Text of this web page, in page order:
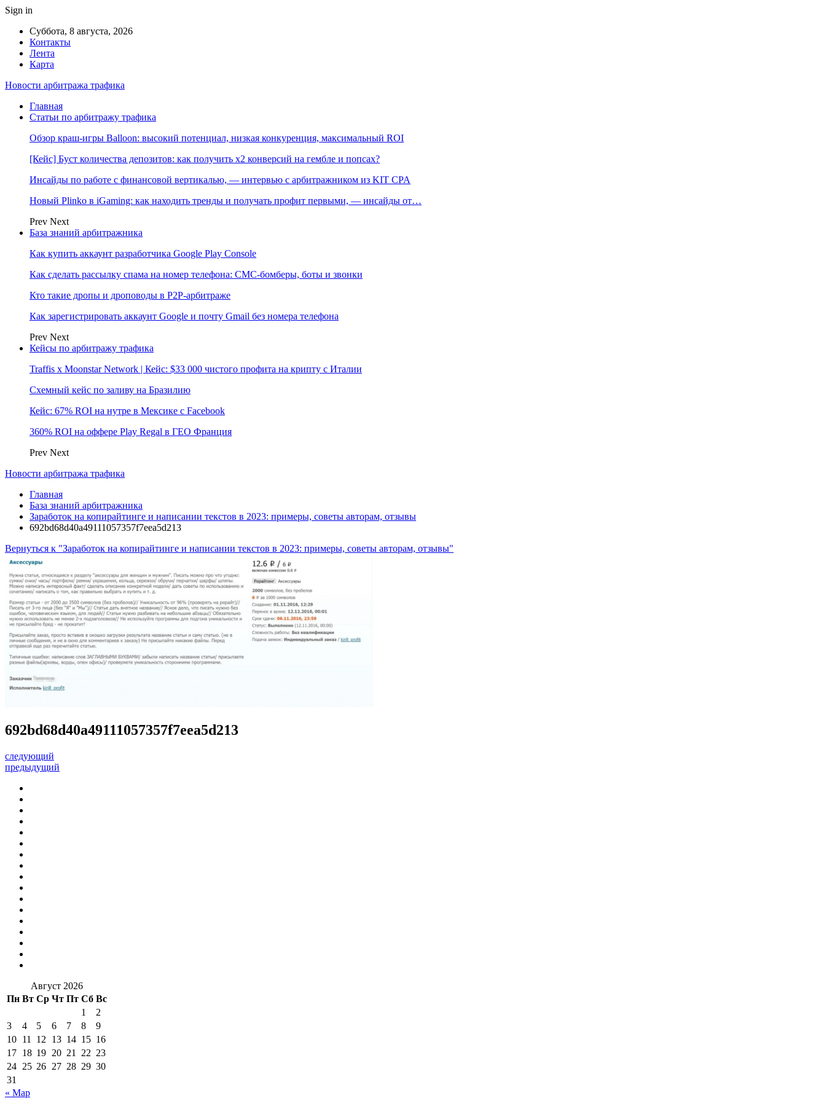
Sign in
Суббота, 8 августа, 2026
Контакты
Лента
Карта
Новости арбитража трафика
Главная
Статьи по арбитражу трафика
Обзор краш-игры Balloon: высокий потенциал, низкая конкуренция, максимальный ROI
[Кейс] Буст количества депозитов: как получить х2 конверсий на гембле и попсах?
Инсайды по работе с финансовой вертикалью, — интервью с арбитражником из KIT CPA
Новый Plinko в iGaming: как находить тренды и получать профит первыми, — инсайды от…
Prev Next
База знаний арбитражника
Как купить аккаунт разработчика Google Play Console
Как сделать рассылку спама на номер телефона: СМС-бомберы, боты и звонки
Кто такие дропы и дроповоды в P2P-арбитраже
Как зарегистрировать аккаунт Google и почту Gmail без номера телефона
Prev Next
Кейсы по арбитражу трафика
Traffis x Moonstar Network | Кейс: $33 000 чистого профита на крипту с Италии
Схемный кейс по заливу на Бразилию
Кейс: 67% ROI на нутре в Мексике с Facebook
360% ROI на оффере Play Regal в ГЕО Франция
Prev Next
Новости арбитража трафика
Главная
База знаний арбитражника
Заработок на копирайтинге и написании текстов в 2023: примеры, советы авторам, отзывы
692bd68d40a49111057357f7eea5d213
Вернуться к "Заработок на копирайтинге и написании текстов в 2023: примеры, советы авторам, отзывы"
692bd68d40a49111057357f7eea5d213
следующий
предыдущий
Август 2026
Пн Вт Ср Чт Пт Сб Вс
1
2
3
4 5 6 7 8
9
10 11 12 13 14 15 16
17 18 19 20 21 22 23
24 25 26 27 28 29 30
31
« Мар